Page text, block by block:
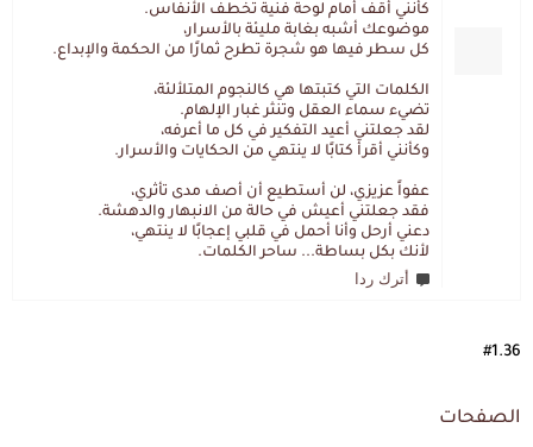
كأنني أقف أمام لوحة فنية تخطف الأنفاس.
موضوعك أشبه بغابة مليئة بالأسرار،
كل سطر فيها هو شجرة تطرح ثمارًا من الحكمة والإبداع.
الكلمات التي كتبتها هي كالنجوم المتلألئة،
تضيء سماء العقل وتنثر غبار الإلهام.
لقد جعلتني أعيد التفكير في كل ما أعرفه،
وكأنني أقرأ كتابًا لا ينتهي من الحكايات والأسرار.
عفواً عزيزي، لن أستطيع أن أصف مدى تأثري،
فقد جعلتني أعيش في حالة من الانبهار والدهشة.
دعني أرحل وأنا أحمل في قلبي إعجابًا لا ينتهي،
لأنك بكل بساطة... ساحر الكلمات.
أترك ردا
#1.36
الصفحات